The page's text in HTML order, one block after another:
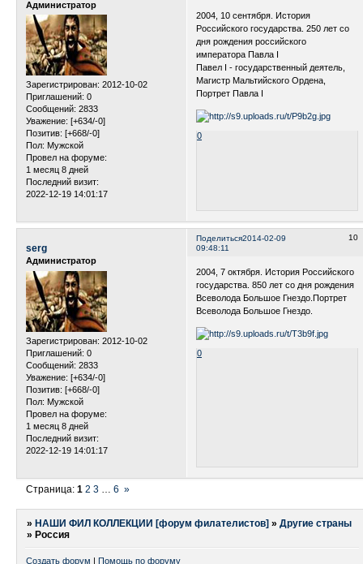
Администратор
Зарегистрирован: 2012-10-02
Приглашений: 0
Сообщений: 2833
Уважение: [+634/-0]
Позитив: [+668/-0]
Пол: Мужской
Провел на форуме:
1 месяц 8 дней
Последний визит:
2022-12-19 14:01:17
2004, 10 сентября. История
Российского государства. 250 лет со
дня рождения российского
императора Павла I
Павел I - государственный деятель,
Магистр Мальтийского Ордена,
Портрет Павла I
0
Поделиться 10
2014-02-09
09:48:11
serg
Администратор
Зарегистрирован: 2012-10-02
Приглашений: 0
Сообщений: 2833
Уважение: [+634/-0]
Позитив: [+668/-0]
Пол: Мужской
Провел на форуме:
1 месяц 8 дней
Последний визит:
2022-12-19 14:01:17
2004, 7 октября. История Российского
государства. 850 лет со дня рождения
Всеволода Большое Гнездо.Портрет
Всеволода Большое Гнездо.
0
Страница:1 2 3 … 6 »
» НАШИ ФИЛ КОЛЛЕКЦИИ [форум филателистов] »Другие страны
» Россия
Создать форум | Помощь по форуму